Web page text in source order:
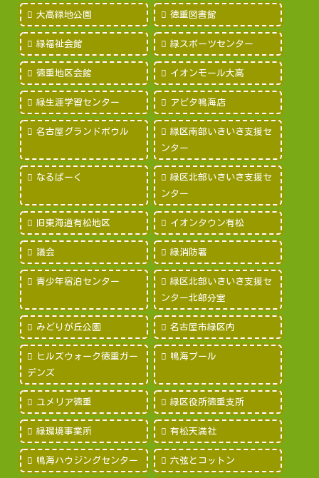
大高緑地公園 徳重図書館
緑福祉会館 緑スポーツセンター
徳重地区会館 イオンモール大高
緑生涯学習センター アピタ鳴海店
名古屋グランドボウル
緑区南部いきいき支援セ
ンター
なるぱーく
緑区北部いきいき支援セ
ンター
旧東海道有松地区 イオンタウン有松
議会 緑消防署
青少年宿泊センター
緑区北部いきいき支援セ
ンター北部分室
みどりが丘公園 名古屋市緑区内
ヒルズウォーク徳重ガー
デンズ
鳴海プール
ユメリア徳重 緑区役所徳重支所
緑環境事業所 有松天満社
鳴海ハウジングセンター 六弦とコットン